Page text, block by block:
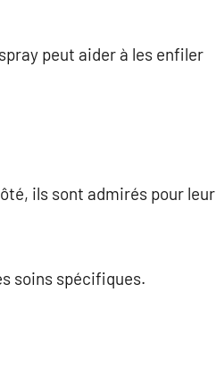
peut aider à les enfiler
ils sont admirés pour leur
soins spécifiques.